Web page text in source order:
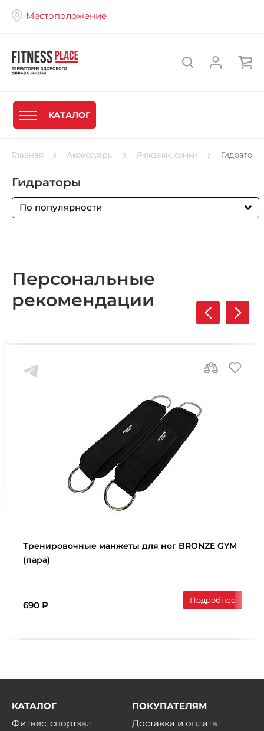
Местоположение
КАТАЛОГ
Главная Аксессуары Рюкзаки, сумки Гидраторы
Гидраторы
По популярности
Персональные
рекомендации
Тренировочные манжеты для ног BRONZE GYM
(пара)
690 Р Подробнее
КАТАЛОГ
Фитнес, спортзал
ПОКУПАТЕЛЯМ
Доставка и оплата